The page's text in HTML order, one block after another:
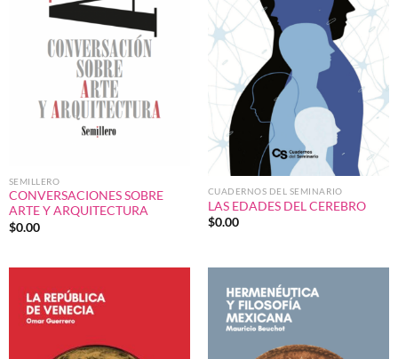
SEMILLERO
CONVERSACIONES SOBRE
ARTE Y ARQUITECTURA
$0.00
CUADERNOS DEL SEMINARIO
LAS EDADES DEL CEREBRO
$0.00